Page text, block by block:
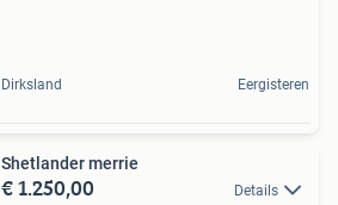
Dirksland Eergisteren
Shetlander merrie
€ 1.250,00 Details